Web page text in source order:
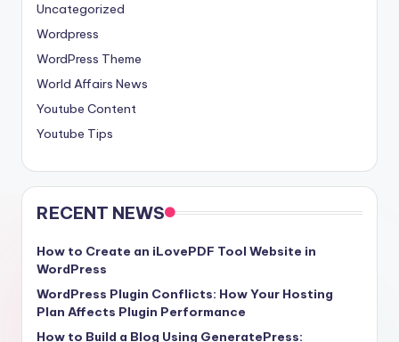
Uncategorized
Wordpress
WordPress Theme
World Affairs News
Youtube Content
Youtube Tips
RECENT NEWS
How to Create an iLovePDF Tool Website in
WordPress
WordPress Plugin Conflicts: How Your Hosting
Plan Affects Plugin Performance
How to Build a Blog Using GeneratePress: